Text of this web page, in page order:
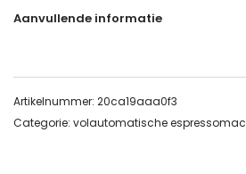
Aanvullende informatie
Artikelnummer: 20ca19aaa0f3
Categorie: volautomatische